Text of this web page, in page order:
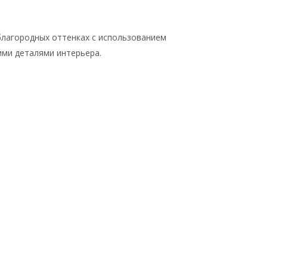
оттенках с использованием
деталями интерьера.